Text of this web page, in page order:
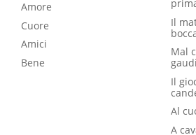
Amore
Cuore
Amici
Bene
Il
Mal
Il
Al
A